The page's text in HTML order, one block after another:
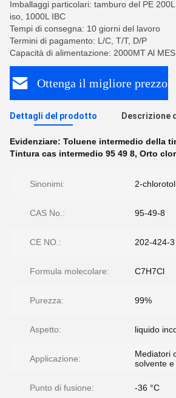
Imballaggi particolari: tamburo del PE
iso, 1000L IBC
Tempi di consegna: 10 giorni del lavoro
Termini di pagamento: L/C, T/T, D/P
Capacità di alimentazione: 2000MT Al
Ottenga il migliore prezzo
Dettagli del prodotto Descrizione
Evidenziare: Toluene intermedio della
Tintura cas intermedio 95 49 8, Orto
Sinonimi: 2-
CAS No.: 95-49-8
CE NO.: 202-424-3
Formula molecolare: C7H7Cl
Purezza: 99%
Aspetto: liquido
Applicazione:
Mediatori
solvente
Punto di fusione: -36 °C